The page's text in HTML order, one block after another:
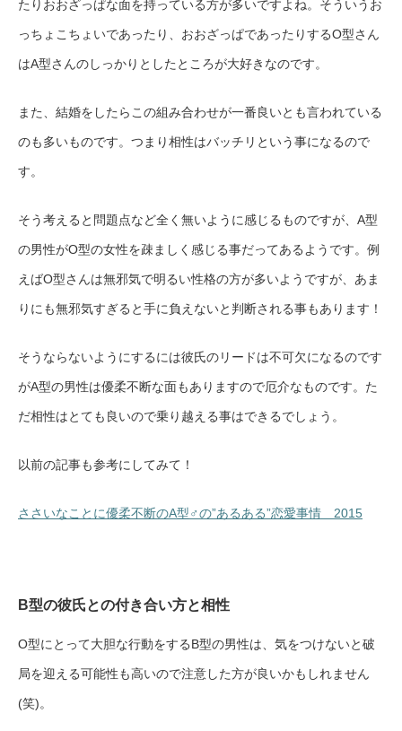
たりおおざっぱな面を持っている方が多いですよね。そういうお
っちょこちょいであったり、おおざっぱであったりするO型さん
はA型さんのしっかりとしたところが大好きなのです。
また、結婚をしたらこの組み合わせが一番良いとも言われている
のも多いものです。つまり相性はバッチリという事になるので
す。
そう考えると問題点など全く無いように感じるものですが、A型
の男性がO型の女性を疎ましく感じる事だってあるようです。例
えばO型さんは無邪気で明るい性格の方が多いようですが、あま
りにも無邪気すぎると手に負えないと判断される事もあります！
そうならないようにするには彼氏のリードは不可欠になるのです
がA型の男性は優柔不断な面もありますので厄介なものです。た
だ相性はとても良いので乗り越える事はできるでしょう。
以前の記事も参考にしてみて！
ささいなことに優柔不断のA型♂の”あるある”恋愛事情 2015
B型の彼氏との付き合い方と相性
O型にとって大胆な行動をするB型の男性は、気をつけないと破
局を迎える可能性も高いので注意した方が良いかもしれません
(笑)。